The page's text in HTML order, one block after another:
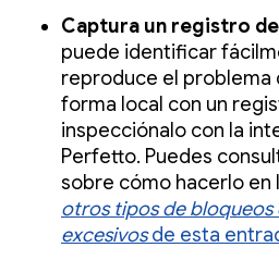
Captura un registro
puede identificar
reproduce el problema
forma local con un
inspecciónalo con la
Perfetto. Puedes
sobre cómo hacerlo en
otros tipos de
excesivos de esta